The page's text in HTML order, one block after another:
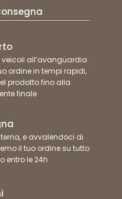
all’avanguardia
ordine in tempi rapidi,
prodotto fino alla
finale
e avvalendoci di
il tuo ordine su tutto
entro le 24h